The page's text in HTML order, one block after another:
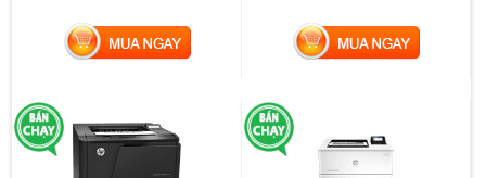
MUA NGAY MUA NGAY